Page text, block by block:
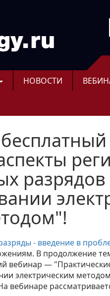
НОВОСТИ
разрядов
- введение в
В продолжение
—
электрическим
вебинаре